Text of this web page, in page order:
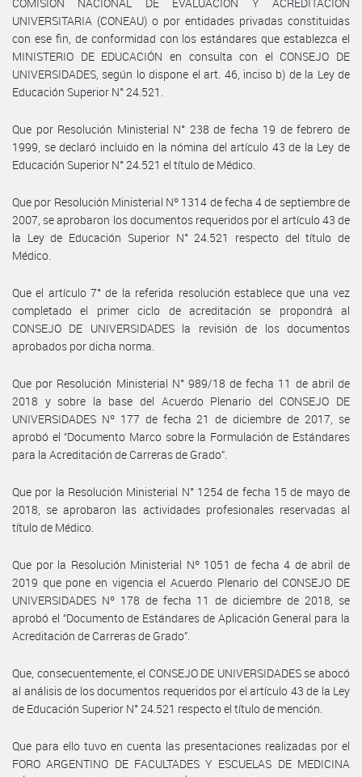
UNIVERSITARIA (CONEAU) o por entidades privadas constituidas
con ese fin, de conformidad con los estándares que establezca el
MINISTERIO DE EDUCACIÓN en consulta con el CONSEJO DE
UNIVERSIDADES, según lo dispone el art. 46, inciso b) de la Ley de
Educación Superior N° 24.521.
Que por Resolución Ministerial N° 238 de fecha 19 de febrero de
1999, se declaró incluido en la nómina del artículo 43 de la Ley de
Educación Superior N° 24.521 el título de Médico.
Que por Resolución Ministerial Nº 1314 de fecha 4 de septiembre de
2007, se aprobaron los documentos requeridos por el artículo 43 de
la Ley de Educación Superior N° 24.521 respecto del título de
Médico.
Que el artículo 7° de la referida resolución establece que una vez
completado el primer ciclo de acreditación se propondrá al
CONSEJO DE UNIVERSIDADES la revisión de los documentos
aprobados por dicha norma.
Que por Resolución Ministerial N° 989/18 de fecha 11 de abril de
2018 y sobre la base del Acuerdo Plenario del CONSEJO DE
UNIVERSIDADES Nº 177 de fecha 21 de diciembre de 2017, se
aprobó el “Documento Marco sobre la Formulación de Estándares
para la Acreditación de Carreras de Grado”.
Que por la Resolución Ministerial N° 1254 de fecha 15 de mayo de
2018, se aprobaron las actividades profesionales reservadas al
título de Médico.
Que por la Resolución Ministerial Nº 1051 de fecha 4 de abril de
2019 que pone en vigencia el Acuerdo Plenario del CONSEJO DE
UNIVERSIDADES Nº 178 de fecha 11 de diciembre de 2018, se
aprobó el “Documento de Estándares de Aplicación General para la
Acreditación de Carreras de Grado”.
Que, consecuentemente, el CONSEJO DE UNIVERSIDADES se abocó
al análisis de los documentos requeridos por el artículo 43 de la Ley
de Educación Superior N° 24.521 respecto el título de mención.
Que para ello tuvo en cuenta las presentaciones realizadas por el
FORO ARGENTINO DE FACULTADES Y ESCUELAS DE MEDICINA